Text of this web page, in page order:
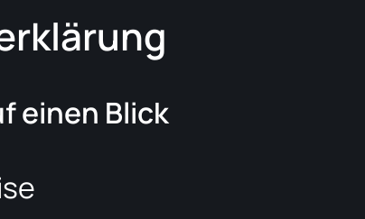
einen Blick